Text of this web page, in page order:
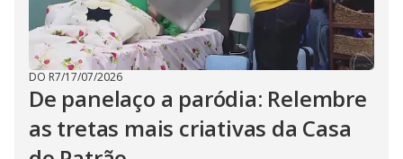
DO R7/17/07/2026
De panelaço a paródia: Relembre
as tretas mais criativas da Casa